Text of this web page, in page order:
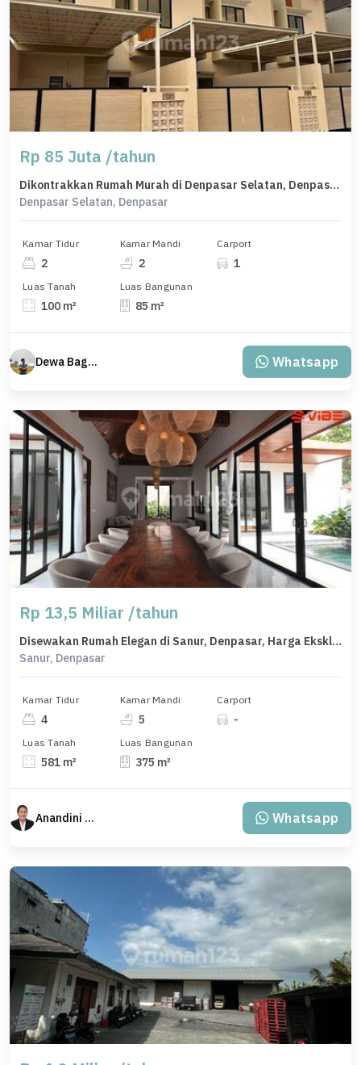
Rp 85 Juta /tahun
Dikontrakkan Rumah Murah di Denpasar Selatan, Denpasar, LT 100m²
Denpasar Selatan, Denpasar
Kamar Tidur
2
Kamar Mandi
2
Carport
1
Luas Tanah
100 m²
Luas Bangunan
85 m²
Dewa Bagus Dwi Mantara Whatsapp
Rp 13,5 Miliar /tahun
Disewakan Rumah Elegan di Sanur, Denpasar, Harga Eksklusif
Sanur, Denpasar
Kamar Tidur
4
Kamar Mandi
5
Carport
-
Luas Tanah
581 m²
Luas Bangunan
375 m²
Anandini Property Whatsapp